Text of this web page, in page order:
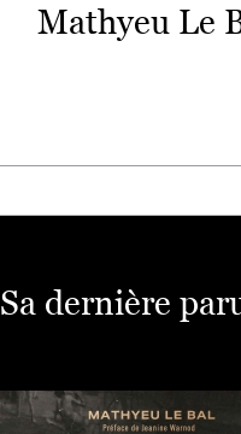
Mathyeu Le
Sa dernière